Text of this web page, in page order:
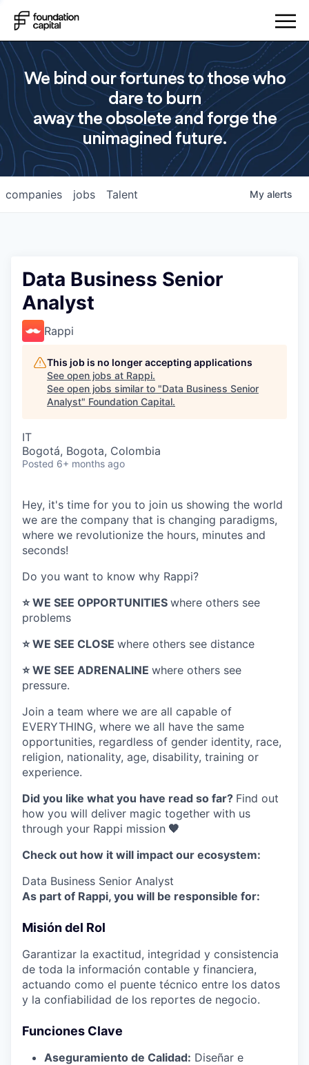
We bind our fortunes to those who
dare to burn
away the obsolete and forge the
unimagined future.
jobs
companies Talent My alerts
Data Business Senior
Analyst
Rappi
This job is no longer accepting applications
See open jobs at Rappi.
See open jobs similar to "Data Business Senior
Analyst" Foundation Capital.
IT
Bogotá, Bogota, Colombia
Posted 6+ months ago
Hey, it's time for you to join us showing the world
we are the company that is changing paradigms,
where we revolutionize the hours, minutes and
seconds!
Do you want to know why Rappi?
⭐️ WE SEE OPPORTUNITIES where others see
problems
⭐️ WE SEE CLOSE where others see distance
⭐️ WE SEE ADRENALINE where others see
pressure.
Join a team where we are all capable of
EVERYTHING, where we all have the same
opportunities, regardless of gender identity, race,
religion, nationality, age, disability, training or
experience.
Did you like what you have read so far? Find out
how you will deliver magic together with us
through your Rappi mission 🧡
Check out how it will impact our ecosystem:
Data Business Senior Analyst
As part of Rappi, you will be responsible for:
Misión del Rol
Garantizar la exactitud, integridad y consistencia
de toda la información contable y financiera,
actuando como el puente técnico entre los datos
y la confiabilidad de los reportes de negocio.
Funciones Clave
Aseguramiento de Calidad: Diseñar e